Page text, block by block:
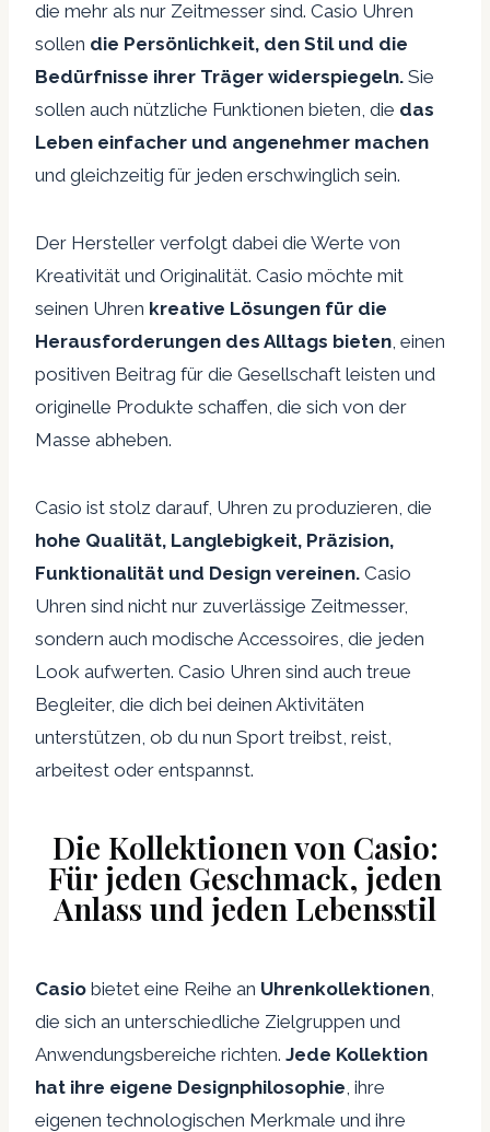
die mehr als nur Zeitmesser sind. Casio Uhren
sollen die Persönlichkeit, den Stil und die
Bedürfnisse ihrer Träger widerspiegeln. Sie
sollen auch nützliche Funktionen bieten, die das
Leben einfacher und angenehmer machen
und gleichzeitig für jeden erschwinglich sein.
Der Hersteller verfolgt dabei die Werte von
Kreativität und Originalität. Casio möchte mit
seinen Uhren kreative Lösungen für die
Herausforderungen des Alltags bieten , einen
positiven Beitrag für die Gesellschaft leisten und
originelle Produkte schaffen, die sich von der
Masse abheben.
Casio ist stolz darauf, Uhren zu produzieren, die
hohe Qualität, Langlebigkeit, Präzision,
Funktionalität und Design vereinen. Casio
Uhren sind nicht nur zuverlässige Zeitmesser,
sondern auch modische Accessoires, die jeden
Look aufwerten. Casio Uhren sind auch treue
Begleiter, die dich bei deinen Aktivitäten
unterstützen, ob du nun Sport treibst, reist,
arbeitest oder entspannst.
Die Kollektionen von Casio:
Für jeden Geschmack, jeden
Anlass und jeden Lebensstil
Casio bietet eine Reihe an Uhrenkollektionen
die sich an unterschiedliche Zielgruppen und
Anwendungsbereiche richten. Jede Kollektion
hat ihre eigene Designphilosophie , ihre
eigenen technologischen Merkmale und ihre